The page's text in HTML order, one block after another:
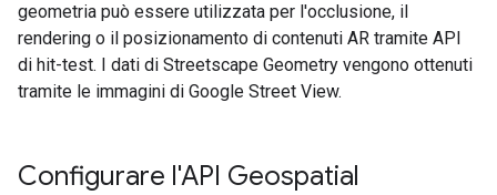
geometria può essere utilizzata per l'occlusione, il
rendering o il posizionamento di contenuti AR tramite API
di hit-test. I dati di Streetscape Geometry vengono ottenuti
tramite le immagini di Google Street View.
Configurare l'API Geospatial